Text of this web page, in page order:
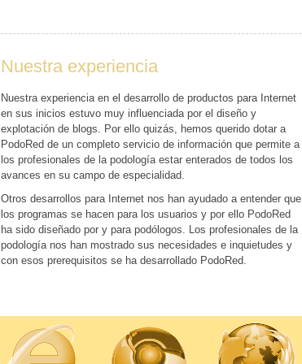
Nuestra experiencia
Nuestra experiencia en el desarrollo de productos para Internet
en sus inicios estuvo muy influenciada por el diseño y
explotación de blogs. Por ello quizás, hemos querido dotar a
PodoRed de un completo servicio de información que permite a
los profesionales de la podología estar enterados de todos los
avances en su campo de especialidad.
Otros desarrollos para Internet nos han ayudado a entender que
los programas se hacen para los usuarios y por ello PodoRed
ha sido diseñado por y para podólogos. Los profesionales de la
podología nos han mostrado sus necesidades e inquietudes y
con esos prerequisitos se ha desarrollado PodoRed.